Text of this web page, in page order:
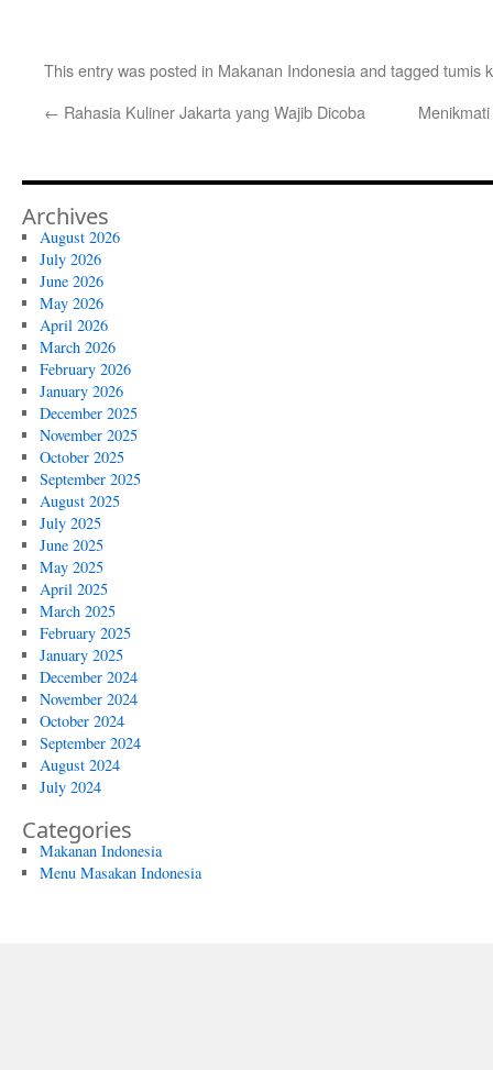
This entry was posted in Makanan Indonesia and tagged tumis
← Rahasia Kuliner Jakarta yang Wajib Dicoba
Archives
August 2026
July 2026
June 2026
May 2026
April 2026
March 2026
February 2026
January 2026
December 2025
November 2025
October 2025
September 2025
August 2025
July 2025
June 2025
May 2025
April 2025
March 2025
February 2025
January 2025
December 2024
November 2024
October 2024
September 2024
August 2024
July 2024
Categories
Makanan Indonesia
Menu Masakan Indonesia